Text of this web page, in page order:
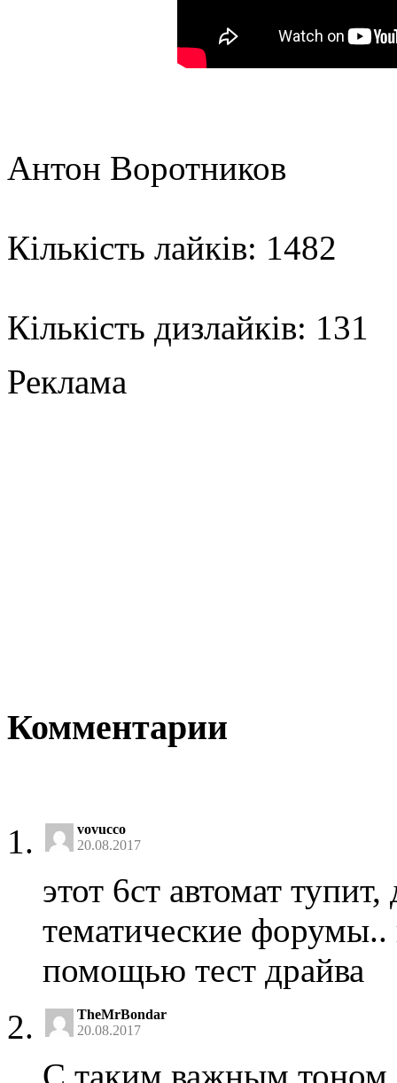
Антон Воротников
Кількість лайків: 1482
Кількість дизлайків: 131
Реклама
Комментарии
vovucco
20.08.2017
этот 6ст автомат
тематические форумы..
помощью тест драйва
TheMrBondar
20.08.2017
С таким важным тоном